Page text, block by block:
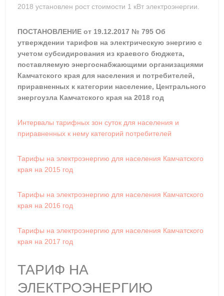
2018 установлен рост стоимости 1 кВт электроэнергии.
ПОСТАНОВЛЕНИЕ от 19.12.2017 № 795 Об
утверждении тарифов на электрическую энергию с
учетом субсидирования из краевого бюджета,
поставляемую энергоснабжающими организациями
Камчатского края для населения и потребителей,
приравненных к категории население, Центрального
энергоузла Камчатского края на 2018 год
Интервалы тарифных зон суток для населения и
приравненных к нему категорий потребителей
Тарифы на электроэнергию для населения Камчатского
края на 2015 год
Тарифы на электроэнергию для населения Камчатского
края на 2016 год
Тарифы на электроэнергию для населения Камчатского
края на 2017 год
ТАРИФ НА
ЭЛЕКТРОЭНЕРГИЮ